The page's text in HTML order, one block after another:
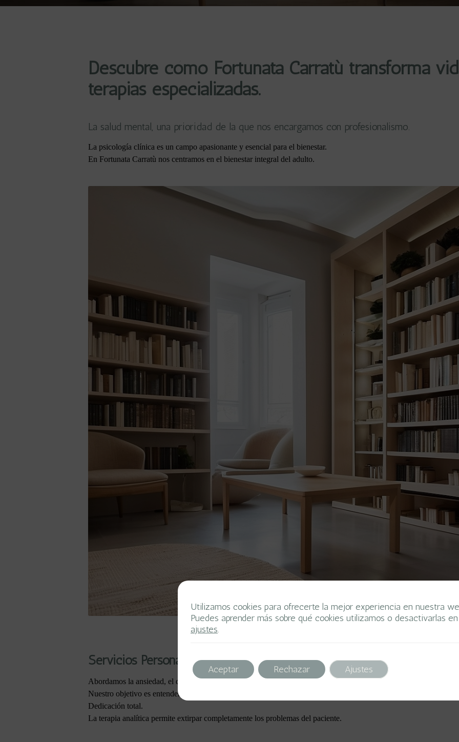
Descubre cómo Fortunata Carratù transforma
terapias especializadas.
La salud mental, una prioridad de la que nos encargamos con profesionalismo.
La psicología clínica es un campo apasionante y esencial para el bienestar.
En Fortunata Carratù nos centramos en el bienestar integral del adulto.
Etiqueta: Landscape photography requires
Servicios Personalizados para el Bienestar Mental
Abordamos la ansiedad, el duelo y las conductas adictivas con enfoque analítico.
Nuestro objetivo es entender y aliviar el malestar subyacente del paciente.
Dedicación total.
La terapia analítica permite extirpar completamente los problemas del paciente.
Utilizamos cookies para ofrecerte la mejor experiencia en nuestra
Puedes aprender más sobre qué cookies utilizamos o desactivarlas
ajustes.
Aceptar Rechazar Ajustes